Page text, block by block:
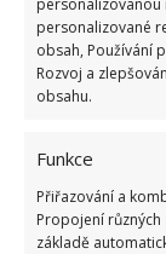
personalizované
obsah, Používání
Rozvoj a
obsahu.
Funkce
Přiřazování a
Propojení různých
základě
Přidejte svůj
KOMENTOVAT